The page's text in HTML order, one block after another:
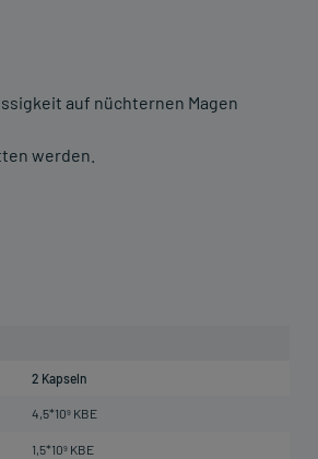
auf nüchternen Magen
werden.
2 Kapseln
4,5*109 KBE
1,5*109 KBE